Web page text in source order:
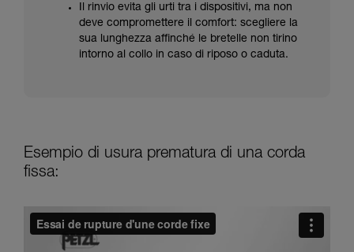
Il rinvio evita gli urti tra i dispositivi, ma non
deve compromettere il comfort: scegliere la
sua lunghezza affinché le bretelle non tirino
intorno al collo in caso di riposo o caduta.
Esempio di usura prematura di una corda
fissa: